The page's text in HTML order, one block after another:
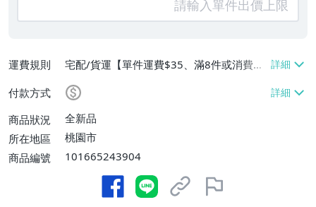
運費規則
宅配/貨運【單件運費$35、滿8件或消費滿
$3500免運費】、郵局掛號【單件運費$3
5、滿8件或消費滿$3000免運費】
付款方式
商品狀況
全新品
所在地區
桃園市
商品編號
101665243904